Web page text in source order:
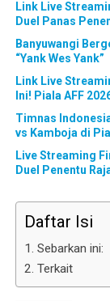
Link Live
Duel Panas
Banyuwangi
“Yank Wes Yank”
Link Live
Ini! Piala AFF
Timnas
vs Kamboja di
Live Streaming
Duel Penentu
Daftar Isi
Sebarkan ini:
Terkait